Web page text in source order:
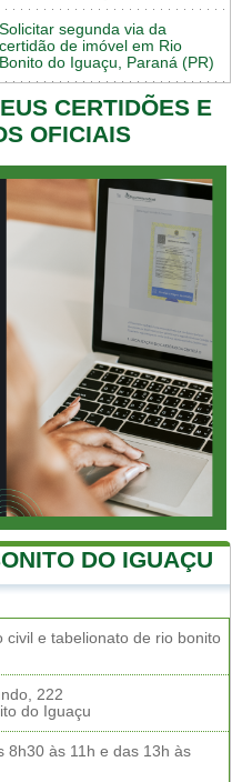
Solicitar segunda via da
certidão de imóvel em Rio
Bonito do Iguaçu, Paraná (PR)
CERTIDÕES E
OFICIAIS
DO IGUAÇU
civil e tabelionato de rio bonito
222
do Iguaçu
8h30 às 11h e das 13h às